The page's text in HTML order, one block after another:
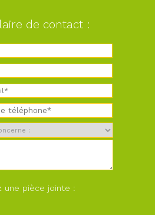
de contact :
une pièce jointe :